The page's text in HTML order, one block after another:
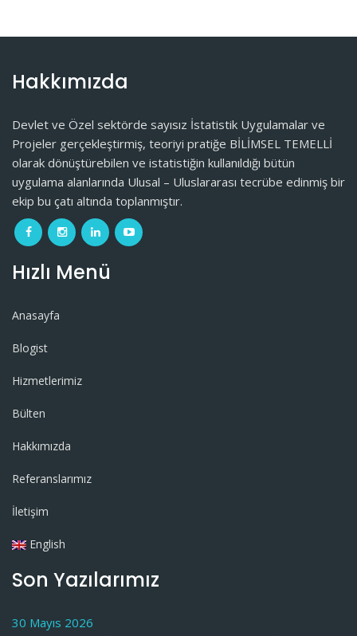
Hakkımızda
Devlet ve Özel sektörde sayısız İstatistik Uygulamalar ve
Projeler gerçekleştirmiş, teoriyi pratiğe BİLİMSEL TEMELLİ
olarak dönüştürebilen ve istatistiğin kullanıldığı bütün
uygulama alanlarında Ulusal – Uluslararası tecrübe edinmiş bir
ekip bu çatı altında toplanmıştır.
Hızlı Menü
Anasayfa
Blogist
Hizmetlerimiz
Bülten
Hakkımızda
Referanslarımız
İletişim
English
Son Yazılarımız
30 Mayıs 2026